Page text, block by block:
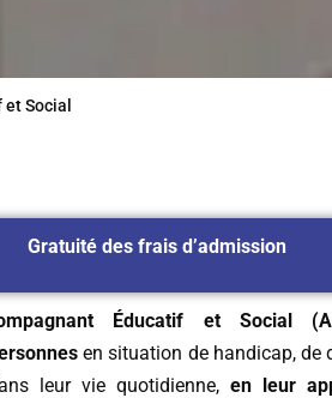
Social
Gratuité des frais d’admission
Éducatif et Social
en situation de handicap, de
leur vie quotidienne, en leur